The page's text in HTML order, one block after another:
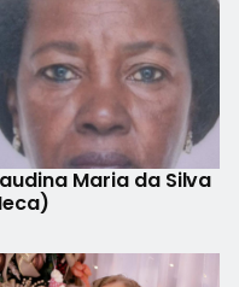
Maria da Silva